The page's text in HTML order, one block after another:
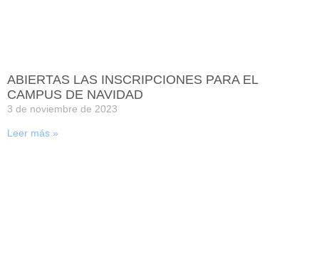
ABIERTAS LAS INSCRIPCIONES PARA EL
CAMPUS DE NAVIDAD
3 de noviembre de 2023
Leer más »